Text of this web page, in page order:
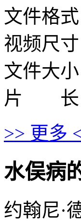
文件格
视频尺
文件大
片 长
>> 更多
水俣病
约翰尼·